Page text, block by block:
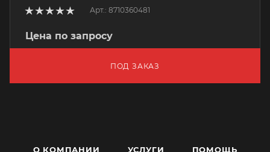
Арт.: 8710360481
Цена по запросу
ПОД ЗАКАЗ
О КОМПАНИИ УСЛУГИ ПОМОЩЬ